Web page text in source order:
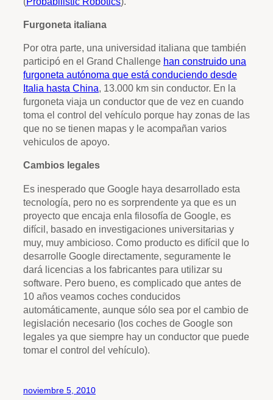
Furgoneta italiana
Por otra parte, una universidad italiana que también
participó en el Grand Challenge han construido una
furgoneta autónoma que está conduciendo desde
Italia hasta China, 13.000 km sin conductor. En la
furgoneta viaja un conductor que de vez en cuando
toma el control del vehículo porque hay zonas de las
que no se tienen mapas y le acompañan varios
vehiculos de apoyo.
Cambios legales
Es inesperado que Google haya desarrollado esta
tecnología, pero no es sorprendente ya que es un
proyecto que encaja enla filosofía de Google, es
difícil, basado en investigaciones universitarias y
muy, muy ambicioso. Como producto es difícil que lo
desarrolle Google directamente, seguramente le
dará licencias a los fabricantes para utilizar su
software. Pero bueno, es complicado que antes de
10 años veamos coches conducidos
automáticamente, aunque sólo sea por el cambio de
legislación necesario (los coches de Google son
legales ya que siempre hay un conductor que puede
tomar el control del vehículo).
noviembre 5, 2010